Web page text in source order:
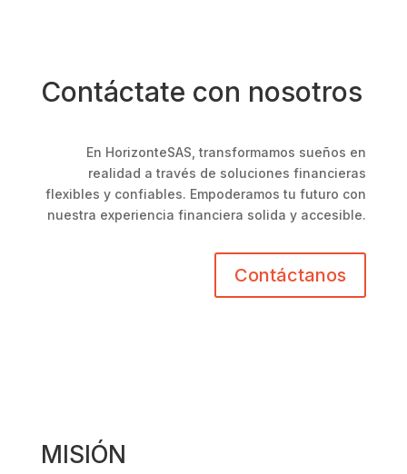
Contáctate con nosotros
En HorizonteSAS, transformamos sueños en
realidad a través de soluciones financieras
flexibles y confiables. Empoderamos tu futuro con
nuestra experiencia financiera solida y accesible.
Contáctanos
MISIÓN